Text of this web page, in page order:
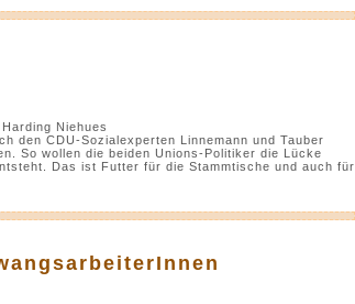
Niehues
den CDU-Sozialexperten Linnemann und Tauber
So wollen die beiden Unions-Politiker die Lücke
Das ist Futter für die Stammtische und auch für